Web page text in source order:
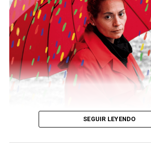
Descargar la Mu en PDF
SEGUIR LEYENDO